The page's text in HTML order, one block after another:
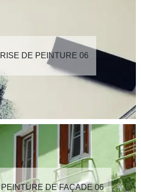
DE PEINTURE 06
DE FAÇADE 06